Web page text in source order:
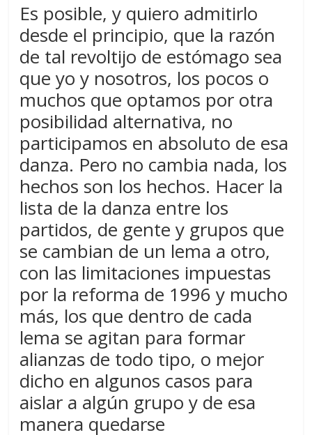
Es posible, y quiero admitirlo
desde el principio, que la razón
de tal revoltijo de estómago sea
que yo y nosotros, los pocos o
muchos que optamos por otra
posibilidad alternativa, no
participamos en absoluto de esa
danza. Pero no cambia nada, los
hechos son los hechos. Hacer la
lista de la danza entre los
partidos, de gente y grupos que
se cambian de un lema a otro,
con las limitaciones impuestas
por la reforma de 1996 y mucho
más, los que dentro de cada
lema se agitan para formar
alianzas de todo tipo, o mejor
dicho en algunos casos para
aislar a algún grupo y de esa
manera quedarse